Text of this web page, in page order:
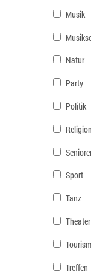
Musik
Natur
Party
Politik
Religion
Sport
Tanz
Theater
Treffen